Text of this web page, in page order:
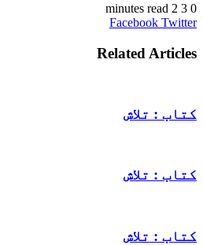
0
2 minutes read
Facebook Twitter
LinkedIn
Tumblr
Pinterest
Reddit
VKontakte
Share
Email
Print
Related Articles
کتاب : تلاش
کتاب : تلاش
کتاب : تلاش